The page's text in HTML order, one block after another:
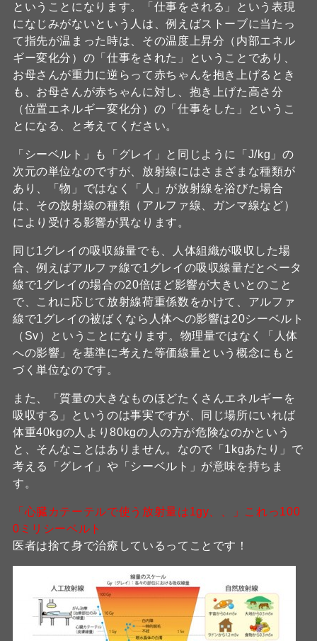
ということになります。「仕事をされる」という表現
になじみがないという人は、例えばストーブに当たっ
て指先が温まった時は、その温度上昇分（内部エネル
ギー変化分）の「仕事をされた」ということであり、
お母さんが重力に逆らって赤ちゃんを抱き上げるとき
も、お母さんが赤ちゃんに対し、抱き上げた高さ分
（位置エネルギー変化分）の「仕事をした」というこ
とになる、と考えてください。
「シーベルト」も「グレイ」と同じように「J/kg」の
次元の単位なのですが、放射線にはさまざまな種類が
あり、「物」ではなく「人」が放射線を浴びた場合
は、その放射線の種類（アルファ線、ガンマ線など）
により受ける影響が異なります。
同じ1グレイの吸収線量でも、人体組織が吸収した場
合、例えばアルファ線で1グレイの吸収線量だとベータ
線で1グレイの場合の20倍ほど影響が大きいとのこと
で、これに応じて放射線荷重係数をかけて、アルファ
線で1グレイの被ばくなら人体への影響は20シーベルト
（Sv）ということになります。物理量ではなく「人体
への影響」を基準に考えた等価線量という概念にもと
づく単位なのです。
また、「質量の大きなものほどたくさんエネルギーを
吸収する」というのは事実ですが、同じ場所にいれば
体重40kgの人より80kgの人の方が危険なのかという
と、そんなことはありません。なので「1kgあたり」で
考える「グレイ」や「シーベルト」が意味を持ちま
す。
「心臓カテーテルで使う放射量は1gy、、」これっ100
0ミリシーベルト
医者は捨て身で治療しているってことです！